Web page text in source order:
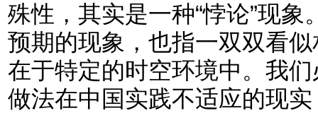
殊性，其实是一种“悖论”现
预期的现象，也指一双双看
在于特定的时空环境中。我
做法在中国实践不适应的现